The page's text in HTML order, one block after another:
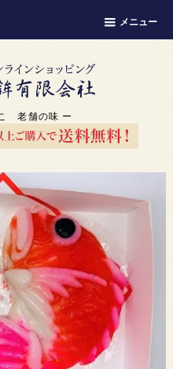
メニュー
老舗の味 ー